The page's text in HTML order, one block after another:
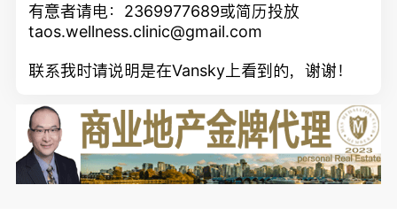
有意者请电：2369977689或简历投放
taos.wellness.clinic@gmail.com
联系我时请说明是在Vansky上看到的，谢谢！